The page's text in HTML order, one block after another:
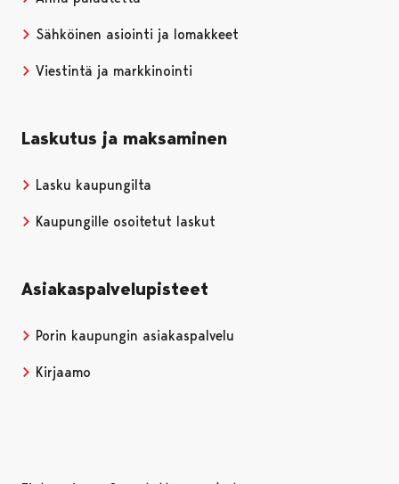
Sähköinen asiointi ja lomakkeet
Viestintä ja markkinointi
Laskutus ja maksaminen
Lasku kaupungilta
Kaupungille osoitetut laskut
Asiakaspalvelupisteet
Porin kaupungin asiakaspalvelu
Kirjaamo